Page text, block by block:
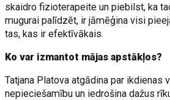
skaidro fizioterapeite un piebilst, ka
mugurai palīdzēt, ir jāmēģina visi
tas, kas ir efektīvākais.
Ko var izmantot mājas apstākļos?
Tatjana Platova atgādina par ikdienas
nepieciešamību un iedrošina dažus